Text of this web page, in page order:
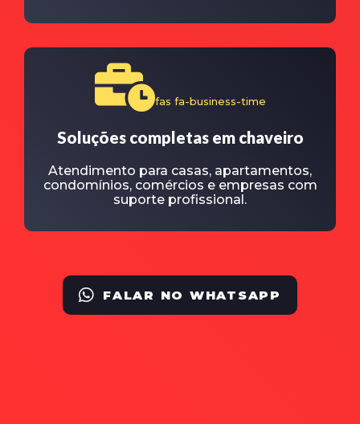
fas fa-business-time
Soluções completas em chaveiro
Atendimento para casas, apartamentos,
condomínios, comércios e empresas com
suporte profissional.
FALAR NO WHATSAPP